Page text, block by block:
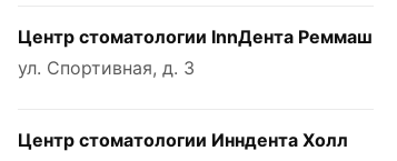
Центр стоматологии InnДента Реммаш
ул. Спортивная, д. 3
Центр стоматологии Инндента Холл